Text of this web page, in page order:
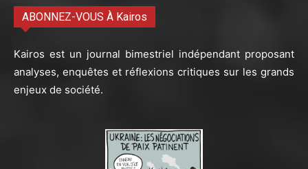
ABONNEZ-VOUS À Kairos
Kairos est un journal bimestriel indépendant proposant
analyses, enquêtes et réflexions critiques sur les grands
enjeux de société.